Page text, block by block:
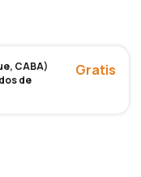
CABA)
de
Gratis